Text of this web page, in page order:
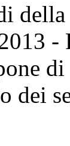
dei